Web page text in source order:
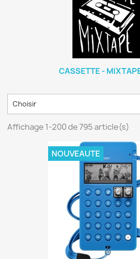
CASSETTE -
Choisir
Affichage 1-200 de 795 article(s)
NOUVEAUTE